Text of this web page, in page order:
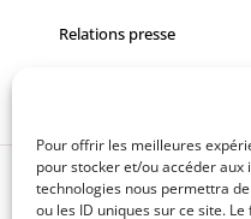
Pour offrir les meilleures
pour stocker et/ou accéder
technologies nous permettra
ou les ID uniques sur ce site.
Relations presse